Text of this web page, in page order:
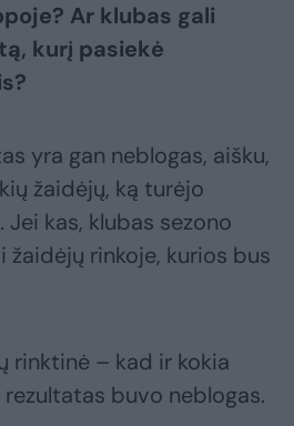
Ar klubas gali
kurį pasiekė
yra gan neblogas, aišku,
žaidėjų, ką turėjo
kas, klubas sezono
žaidėjų rinkoje, kurios bus
rinktinė – kad ir kokia
buvo neblogas.